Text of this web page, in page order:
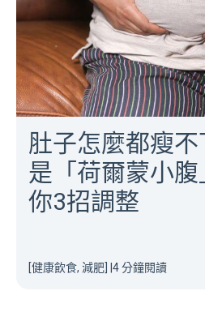
肚子怎麼都瘦
是「荷爾蒙小
你3招調整
[健康飲食, 減肥] 4 分鐘閱讀